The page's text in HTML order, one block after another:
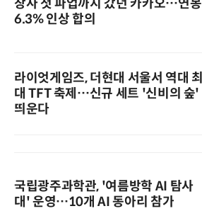
창사 첫 파업까지 갔던 카카오…연봉
6.3% 인상 합의
라이엇게임즈, 더현대 서울서 역대 최
대 TFT 축제…신규 세트 '신비의 숲'
띄운다
국립광주과학관, '여름방학 AI 탐사
대' 운영…10개 AI 동아리 참가